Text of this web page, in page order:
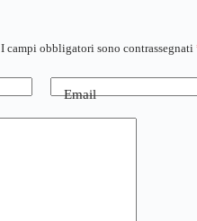
I campi obbligatori sono contrassegnati
Email